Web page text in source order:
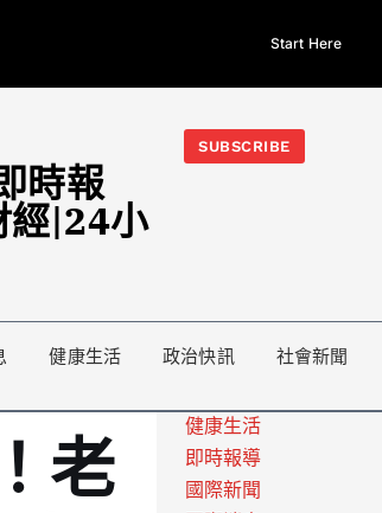
傑回「只能靠嘴巴」
今日熱門新聞TOP3｜西拉雅
Start Here
時報
經|24小
SUBSCRIBE
健康生活 政治快訊 社會新聞
老
健康生活
即時報導
國際新聞